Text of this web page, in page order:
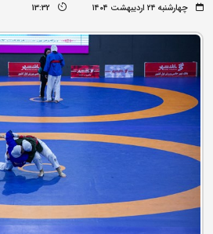
چهارشنبه ۲۴ اردیبهشت ۱۴۰۴ 13:32